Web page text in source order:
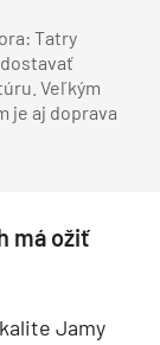
Tatry
Veľkým
je aj doprava
má ožiť
Jamy